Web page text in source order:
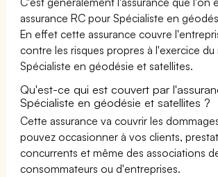
assurance RC pour Spécialiste en
En effet cette assurance couvre
contre les risques propres à l'exercice
Spécialiste en géodésie et satellites.
Qu'est-ce qui est couvert par
Spécialiste en géodésie et satellites ?
Cette assurance va couvrir les
pouvez occasionner à vos clients,
concurrents et même des associations
consommateurs ou d'entreprises.